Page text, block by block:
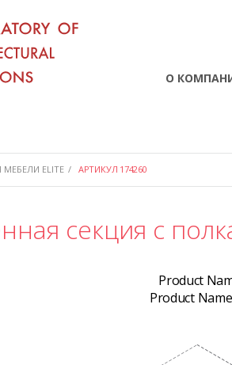
О
МЕБЕЛИ ELITE / АРТИКУЛ 174260
секция с
Product
Product